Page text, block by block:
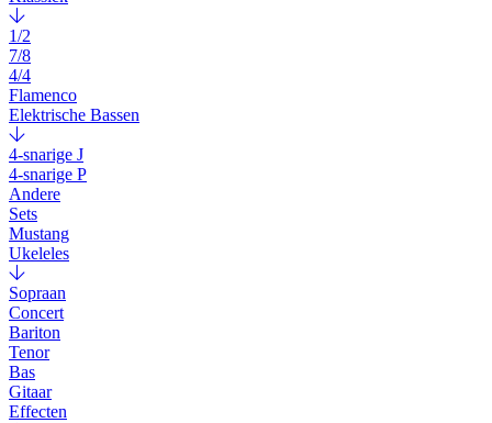
1/2
7/8
4/4
Flamenco
Elektrische Bassen
4-snarige J
4-snarige P
Andere
Sets
Mustang
Ukeleles
Sopraan
Concert
Bariton
Tenor
Bas
Gitaar
Effecten